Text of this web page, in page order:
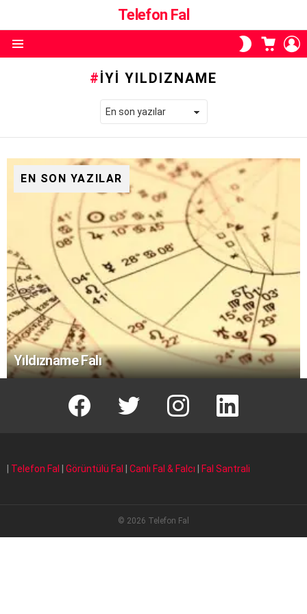
Telefon Fal
SKIN
ANAHTARI
SEPETI
İYI YILDIZNAME
EN SON YAZILAR
Yıldızname Falı
facebook T instagram Linkedin Fal
Telefon Fal Görüntülü Fal Canlı Fal & Falcı Fal Santrali
© 2026 Telefon Fal